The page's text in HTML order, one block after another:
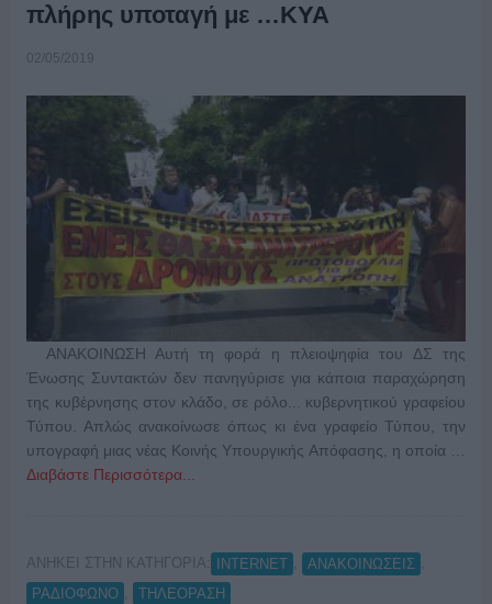
πλήρης υποταγή με …ΚΥΑ
02/05/2019
ΑΝΑΚΟΙΝΩΣΗ Αυτή τη φορά η πλειοψηφία του ΔΣ της
Ένωσης Συντακτών δεν πανηγύρισε για κάποια παραχώρηση
της κυβέρνησης στον κλάδο, σε ρόλο... κυβερνητικού γραφείου
Τύπου. Απλώς ανακοίνωσε όπως κι ένα γραφείο Τύπου, την
υπογραφή μιας νέας Κοινής Υπουργικής Απόφασης, η οποία …
Διαβάστε Περισσότερα...
ΑΝΗΚΕΙ ΣΤΗΝ ΚΑΤΗΓΟΡΙΑ: INTERNET ΑΝΑΚΟΙΝΩΣΕΙΣ
ΡΑΔΙΟΦΩΝΟ
ΤΗΛΕΟΡΑΣΗ